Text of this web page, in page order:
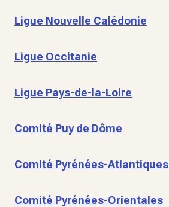
Ligue Nouvelle Calédonie
Ligue Occitanie
Ligue Pays-de-la-Loire
Comité Puy de Dôme
Comité Pyrénées-Atlantiques
Comité Pyrénées-Orientales